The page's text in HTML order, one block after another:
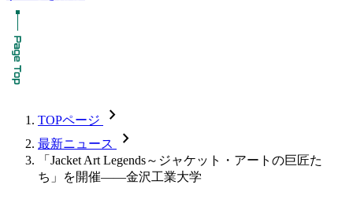
TOPページ chevron_forward
最新ニュース chevron_forward
「Jacket Art Legends～ジャケット・アートの巨匠た
ち」を開催――金沢工業大学